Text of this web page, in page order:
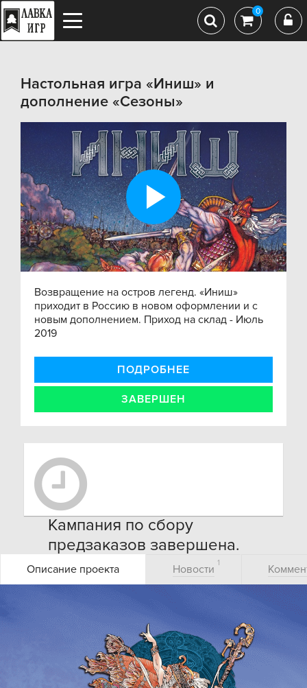
0
Настольная игра «Иниш» и
дополнение «Сезоны»
Play
Video
Возвращение на остров легенд. «Иниш»
приходит в Россию в новом оформлении и с
новым дополнением. Приход на склад - Июль
2019
ПОДРОБНЕЕ
ЗАВЕРШЕН
Кампания по сбору
предзаказов завершена.
Оформить заказ на игру Вы
можете через нашмагазин
Описание проекта Новости 1